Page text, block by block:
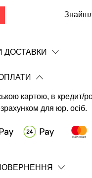
картою, в кредит/
для юр. осіб.